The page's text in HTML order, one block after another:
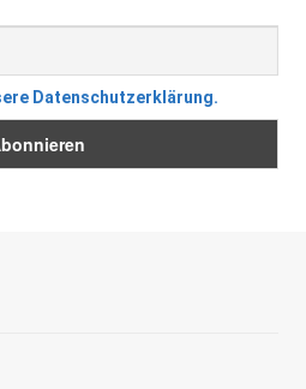
Datenschutzerklärung.